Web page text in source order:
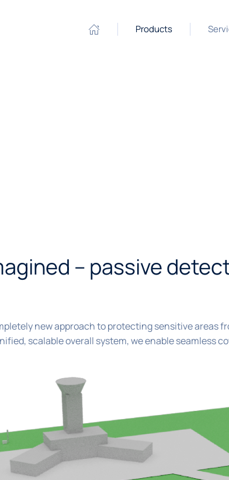
Products
– passive
new approach to protecting sensitive areas
scalable overall system, we enable seamless